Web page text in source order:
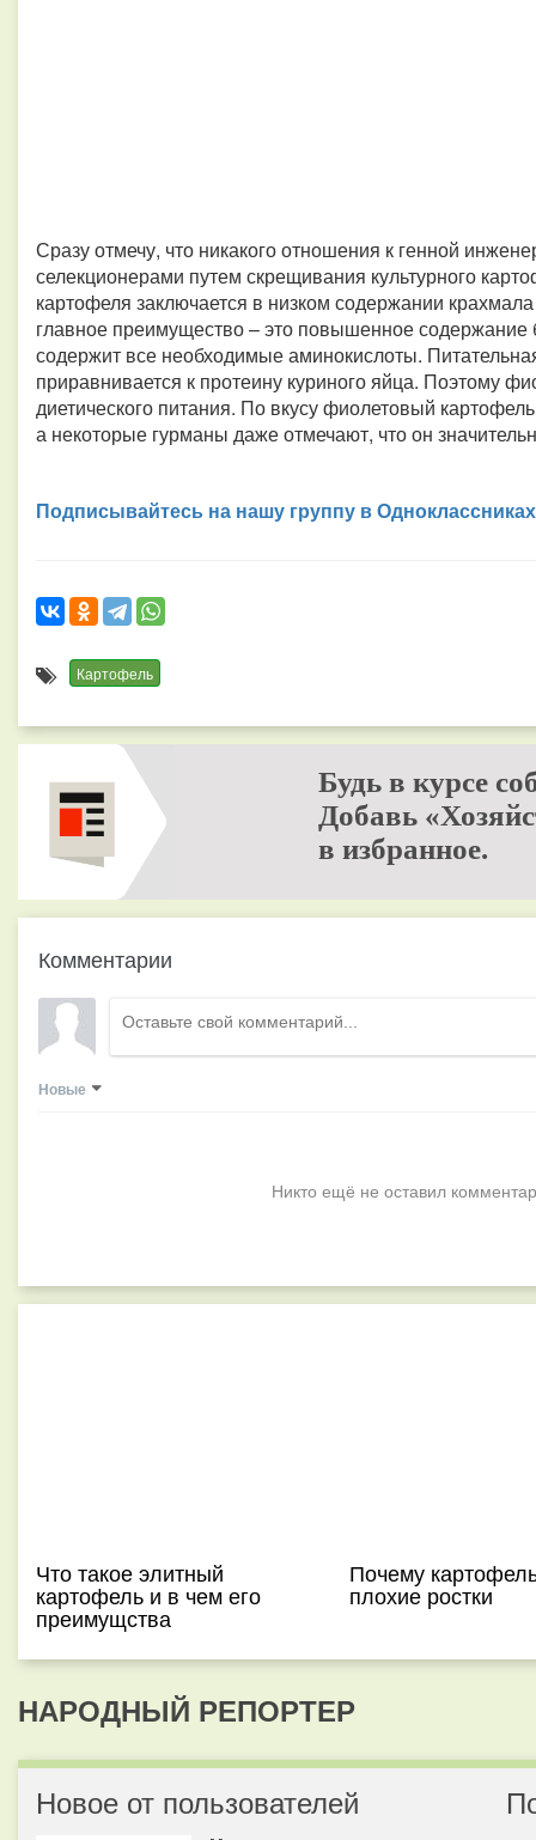
Сразу отмечу, что никакого отношения к генной
селекционерами путем скрещивания культурного
картофеля заключается в низком содержании
главное преимущество – это повышенное содержание
содержит все необходимые аминокислоты.
приравнивается к протеину куриного яйца. Поэтому
диетического питания. По вкусу фиолетовый
а некоторые гурманы даже отмечают, что он
Подписывайтесь на нашу группу в Одноклассниках
Картофель
Будь в курсе
Добавь
в избранное.
Комментарии
Новые
Никто ещё не оставил
Что такое элитный
картофель и в чем его
преимущства
Почему
плохие ростки
НАРОДНЫЙ РЕПОРТЕР
Новое от пользователей